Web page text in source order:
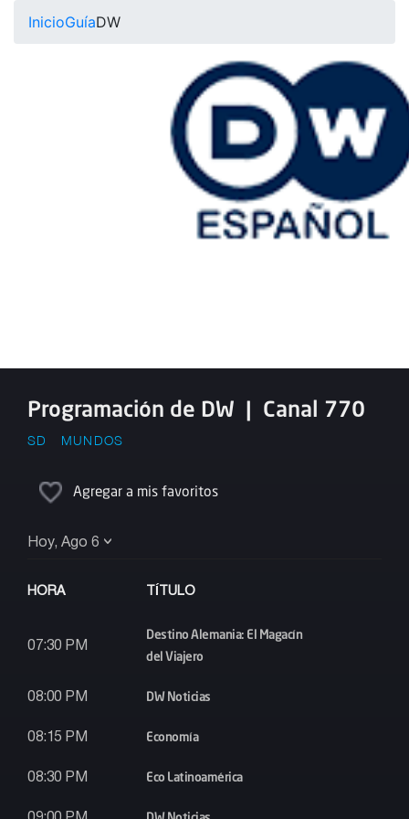
InicioGuíaDW
Programación de DW | Canal 770
SD MUNDOS
Agregar a mis favoritos
Hoy, Ago 6
HORA TÍTULO
07:30 PM
Destino Alemania: El Magacín
del Viajero
08:00 PM DW Noticias
08:15 PM Economía
08:30 PM Eco Latinoamérica